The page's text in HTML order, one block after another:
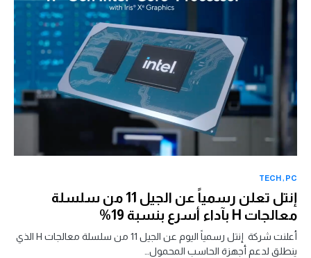
PC
TECH
إنتل تعلن رسمياً عن الجيل 11 من سلسلة
معالجات H بآداء أسرع بنسبة 19%
أعلنت شركة إنتل رسمياً اليوم عن الجيل 11 من سلسلة معالجات H الذي
ينطلق لدعم أجهزة الحاسب المحمول…